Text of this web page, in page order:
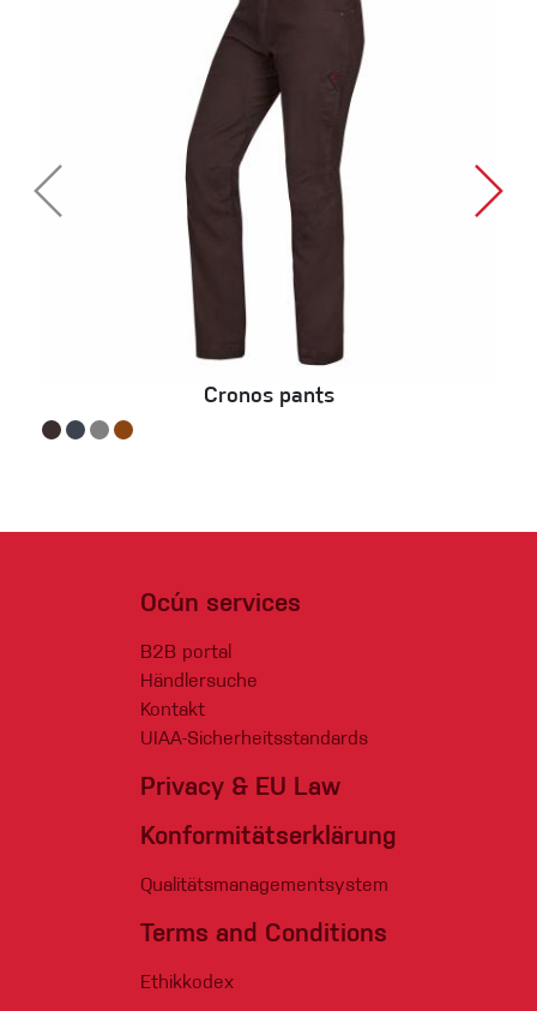
Cronos pants
Ocún services
B2B portal
Händlersuche
Kontakt
UIAA-Sicherheitsstandards
Privacy & EU Law
Konformitätserklärung
Qualitätsmanagementsystem
Terms and Conditions
Ethikkodex